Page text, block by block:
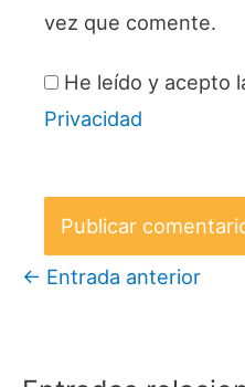
vez que comente.
He leído y acepto
Privacidad
← Entrada anterior